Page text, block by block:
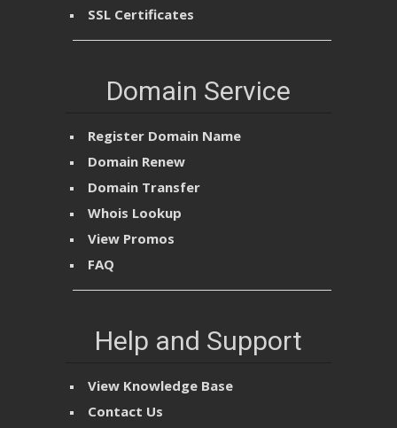
SSL Certificates
Domain Service
Register Domain Name
Domain Renew
Domain Transfer
Whois Lookup
View Promos
FAQ
Help and Support
View Knowledge Base
Contact Us